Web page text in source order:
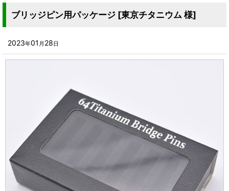
ブリッジピン用パッケージ [東京チタニウム 様]
2023年01 月 28日
■組箱
■その他箱・ケース
■袋
■気泡緩衝材・ミラーマット
■その他発泡材・緩衝材
■その他資材
楽器・音響機器用
瓶・缶・ボトル用
2025年
2023年
2019年
2018年
2017年